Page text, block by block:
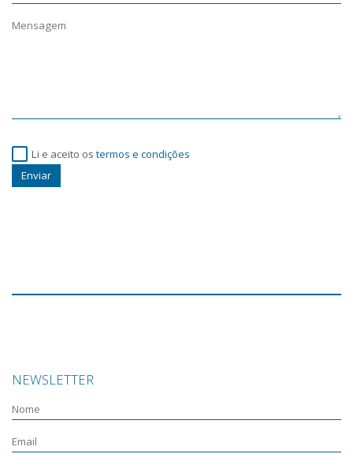
Li e aceito os termos e condições
Enviar
NEWSLETTER